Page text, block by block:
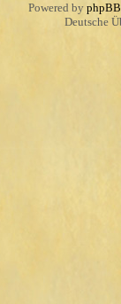
Powered by phpBB
Deutsche